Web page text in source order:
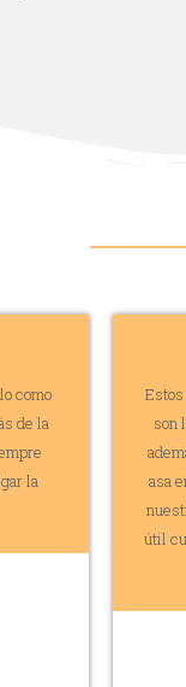
como
de la
la
son
asa
útil